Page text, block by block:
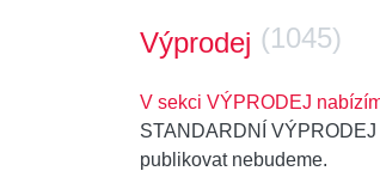
Výprodej (1045)
V sekci VÝPRODEJ
STANDARDNÍ VÝPRODEJ
publikovat nebudeme.